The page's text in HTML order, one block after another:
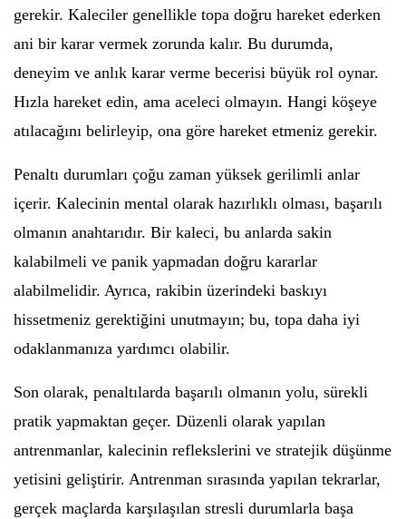
gerekir. Kaleciler genellikle topa doğru hareket ederken
ani bir karar vermek zorunda kalır. Bu durumda,
deneyim ve anlık karar verme becerisi büyük rol oynar.
Hızla hareket edin, ama aceleci olmayın. Hangi köşeye
atılacağını belirleyip, ona göre hareket etmeniz gerekir.
Penaltı durumları çoğu zaman yüksek gerilimli anlar
içerir. Kalecinin mental olarak hazırlıklı olması, başarılı
olmanın anahtarıdır. Bir kaleci, bu anlarda sakin
kalabilmeli ve panik yapmadan doğru kararlar
alabilmelidir. Ayrıca, rakibin üzerindeki baskıyı
hissetmeniz gerektiğini unutmayın; bu, topa daha iyi
odaklanmanıza yardımcı olabilir.
Son olarak, penaltılarda başarılı olmanın yolu, sürekli
pratik yapmaktan geçer. Düzenli olarak yapılan
antrenmanlar, kalecinin reflekslerini ve stratejik düşünme
yetisini geliştirir. Antrenman sırasında yapılan tekrarlar,
gerçek maçlarda karşılaşılan stresli durumlarla başa